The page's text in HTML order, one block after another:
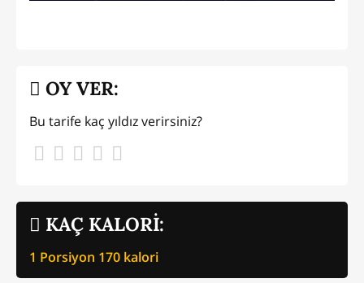
KAÇ KALORİ:
1 Porsiyon 170 kalori
OY VER:
Bu tarife kaç yıldız verirsiniz?